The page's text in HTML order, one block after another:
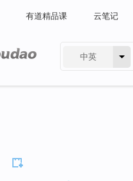
有道精品课 云笔记
中英